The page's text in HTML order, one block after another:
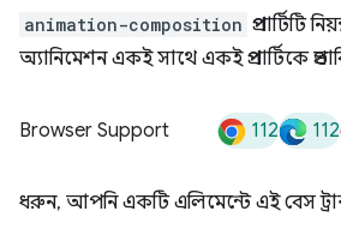
animation-composition প্রপার্টিটি
অ্যানিমেশন একই সাথে একই প্রপার্টিকে
Browser Support 112 112
ধরুন, আপনি একটি এলিমেন্টে এই বেস